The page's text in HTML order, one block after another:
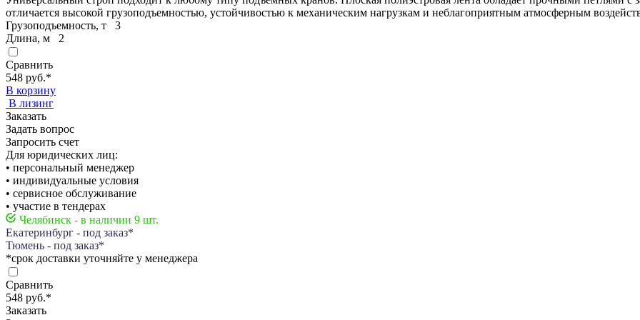
отличается высокой грузоподъемностью, устойчивостью к механическим нагрузкам и неблагоприятным атмосферным
Грузоподъемность, т
3
Длина, м
2
Сравнить
548 руб.*
В корзину
В лизинг
Заказать
Задать вопрос
Запросить счет
Для юридических лиц:
• персональный менеджер
• индивидуальные условия
• сервисное обслуживание
• участие в тендерах
Челябинск - в наличии 9 шт.
Екатеринбург - под заказ*
Тюмень - под заказ*
*срок доставки уточняйте у менеджера
Сравнить
548 руб.*
Заказать